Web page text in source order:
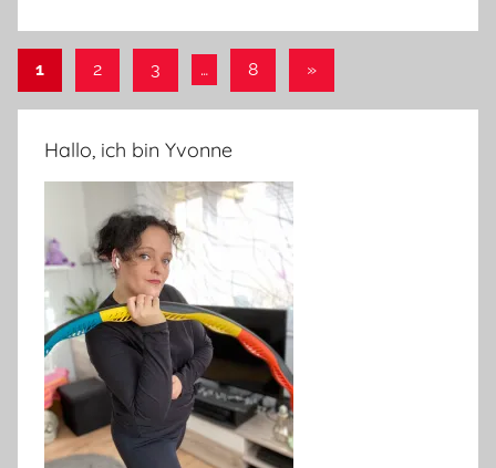
Seitennummerierung
der
Beiträge
1 2 3 … 8
Nächste
»
Hallo, ich bin Yvonne